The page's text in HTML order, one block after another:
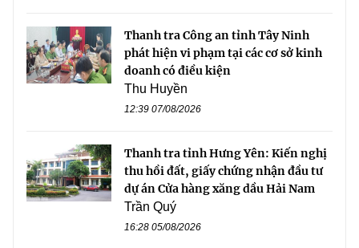
Thanh tra Công an tỉnh Tây Ninh
phát hiện vi phạm tại các cơ sở kinh
doanh có điều kiện
Thu Huyền
12:39 07/08/2026
Thanh tra tỉnh Hưng Yên: Kiến nghị
thu hồi đất, giấy chứng nhận đầu tư
dự án Cửa hàng xăng dầu Hải Nam
Trần Quý
16:28 05/08/2026